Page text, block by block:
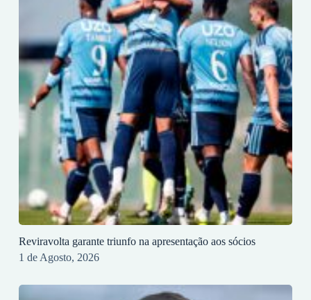
Reviravolta garante triunfo na apresentação aos sócios
1 de Agosto, 2026